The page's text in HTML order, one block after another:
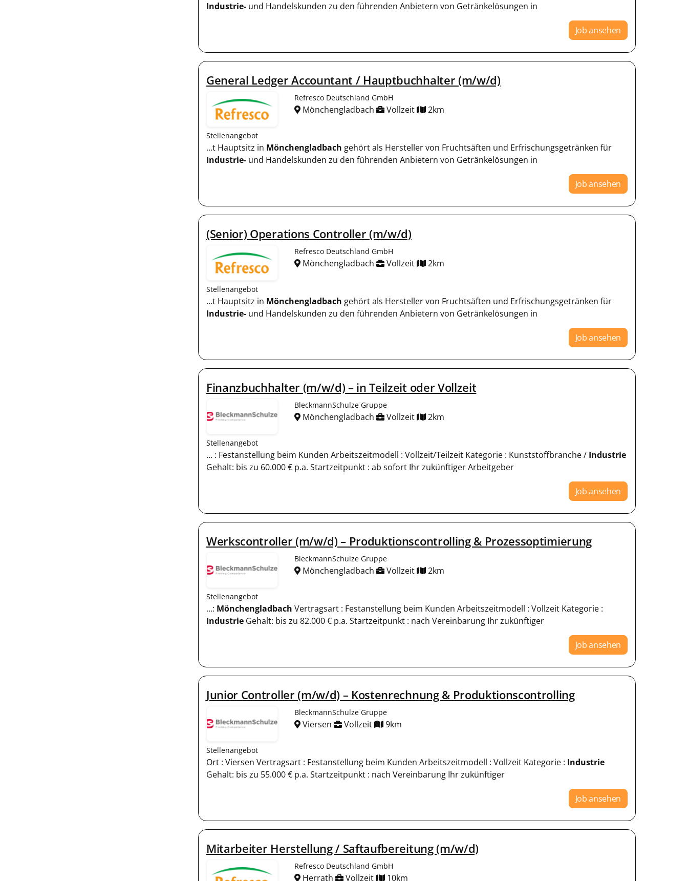
Industrie- und Handelskunden zu den führenden Anbietern von Getränkelösungen in
Job ansehen
General Ledger Accountant / Hauptbuchhalter (m/w/d)
Refresco Deutschland GmbH
Mönchengladbach Vollzeit 2km
Stellenangebot
...t Hauptsitz in Mönchengladbach gehört als Hersteller von Fruchtsäften und Erfrischungsgetränken für
Industrie- und Handelskunden zu den führenden Anbietern von Getränkelösungen in
Job ansehen
(Senior) Operations Controller (m/w/d)
Refresco Deutschland GmbH
Mönchengladbach Vollzeit 2km
Stellenangebot
...t Hauptsitz in Mönchengladbach gehört als Hersteller von Fruchtsäften und Erfrischungsgetränken für
Industrie- und Handelskunden zu den führenden Anbietern von Getränkelösungen in
Job ansehen
Finanzbuchhalter (m/w/d) – in Teilzeit oder Vollzeit
BleckmannSchulze Gruppe
Mönchengladbach Vollzeit 2km
Stellenangebot
... : Festanstellung beim Kunden Arbeitszeitmodell : Vollzeit/Teilzeit Kategorie : Kunststoffbranche / Industrie
Gehalt: bis zu 60.000 € p.a. Startzeitpunkt : ab sofort Ihr zukünftiger Arbeitgeber
Job ansehen
Werkscontroller (m/w/d) – Produktionscontrolling & Prozessoptimierung
BleckmannSchulze Gruppe
Mönchengladbach Vollzeit 2km
Stellenangebot
...: Mönchengladbach Vertragsart : Festanstellung beim Kunden Arbeitszeitmodell : Vollzeit Kategorie :
Industrie Gehalt: bis zu 82.000 € p.a. Startzeitpunkt : nach Vereinbarung Ihr zukünftiger
Job ansehen
Junior Controller (m/w/d) – Kostenrechnung & Produktionscontrolling
BleckmannSchulze Gruppe
Viersen Vollzeit 9km
Stellenangebot
Ort : Viersen Vertragsart : Festanstellung beim Kunden Arbeitszeitmodell : Vollzeit Kategorie : Industrie
Gehalt: bis zu 55.000 € p.a. Startzeitpunkt : nach Vereinbarung Ihr zukünftiger
Job ansehen
Mitarbeiter Herstellung / Saftaufbereitung (m/w/d)
Refresco Deutschland GmbH
Herrath Vollzeit 10km